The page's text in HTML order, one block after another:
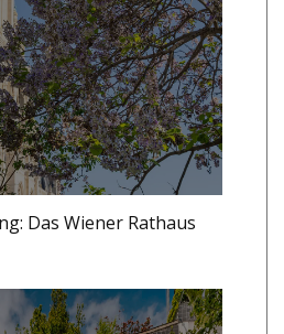
Das Wiener Rathaus